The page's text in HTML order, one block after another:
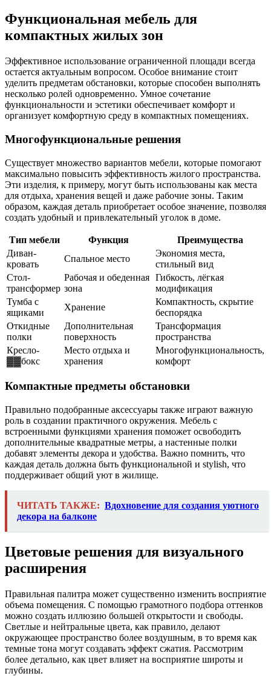
Функциональная мебель для
компактных жилых зон
Эффективное использование ограниченной площади всегда
остается актуальным вопросом. Особое внимание стоит
уделить предметам обстановки, которые способен выполнять
несколько ролей одновременно. Умное сочетание
функциональности и эстетики обеспечивает комфорт и
организует комфортную среду в компактных помещениях.
Многофункциональные решения
Существует множество вариантов мебели, которые помогают
максимально повысить эффективность жилого пространства.
Эти изделия, к примеру, могут быть использованы как места
для отдыха, хранения вещей и даже рабочие зоны. Таким
образом, каждая деталь приобретает особое значение, позволяя
создать удобный и привлекательный уголок в доме.
Тип мебели Функция
Преимущества
Диван-
кровать
Спальное место
Экономия места,
стильный вид
Стол-
трансформер
Рабочая и обеденная
зона
Гибкость, лёгкая
модификация
Тумба с
ящиками
Хранение
Компактность, скрытие
беспорядка
Откидные
полки
Дополнительная
поверхность
Трансформация
пространства
Кресло-
▓▓бокс
Место отдыха и
хранения
Многофункциональность,
комфорт
Компактные предметы обстановки
Правильно подобранные аксессуары также играют важную
роль в создании практичного окружения. Мебель с
встроенными функциями хранения поможет освободить
дополнительные квадратные метры, а настенные полки
добавят элементы декора и удобства. Важно помнить, что
каждая деталь должна быть функциональной и stylish, что
поддерживает общий уют в жилище.
ЧИТАТЬ ТАКЖЕ: Вдохновение для создания уютного
декора на балконе
Цветовые решения для визуального
расширения
Правильная палитра может существенно изменить восприятие
объема помещения. С помощью грамотного подбора оттенков
можно создать иллюзию большей открытости и свободы.
Светлые и нейтральные цвета, как правило, делают
окружающее пространство более воздушным, в то время как
темные тона могут создавать эффект сжатия. Рассмотрим
более детально, как цвет влияет на восприятие широты и
глубины.